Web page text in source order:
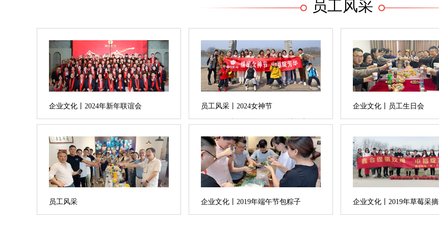
员工风采
企业文化丨2024年新年联谊会 员工风采丨2024女神节
三月，春意浓浓的日子，乍暖还寒
进一步激发员工爱岗敬业、锐意进取
的工作热情，充分发挥“半边天”的作
用，安徽鑫合机电设备有限公司组织
全体女员工开展庆“女神节”春游活
动。3月8日一早，女神们早早来到公
企业文化丨员工生日会
员工风采 企业文化丨2019年端午节包粽子 企业文化丨2019年草莓采摘